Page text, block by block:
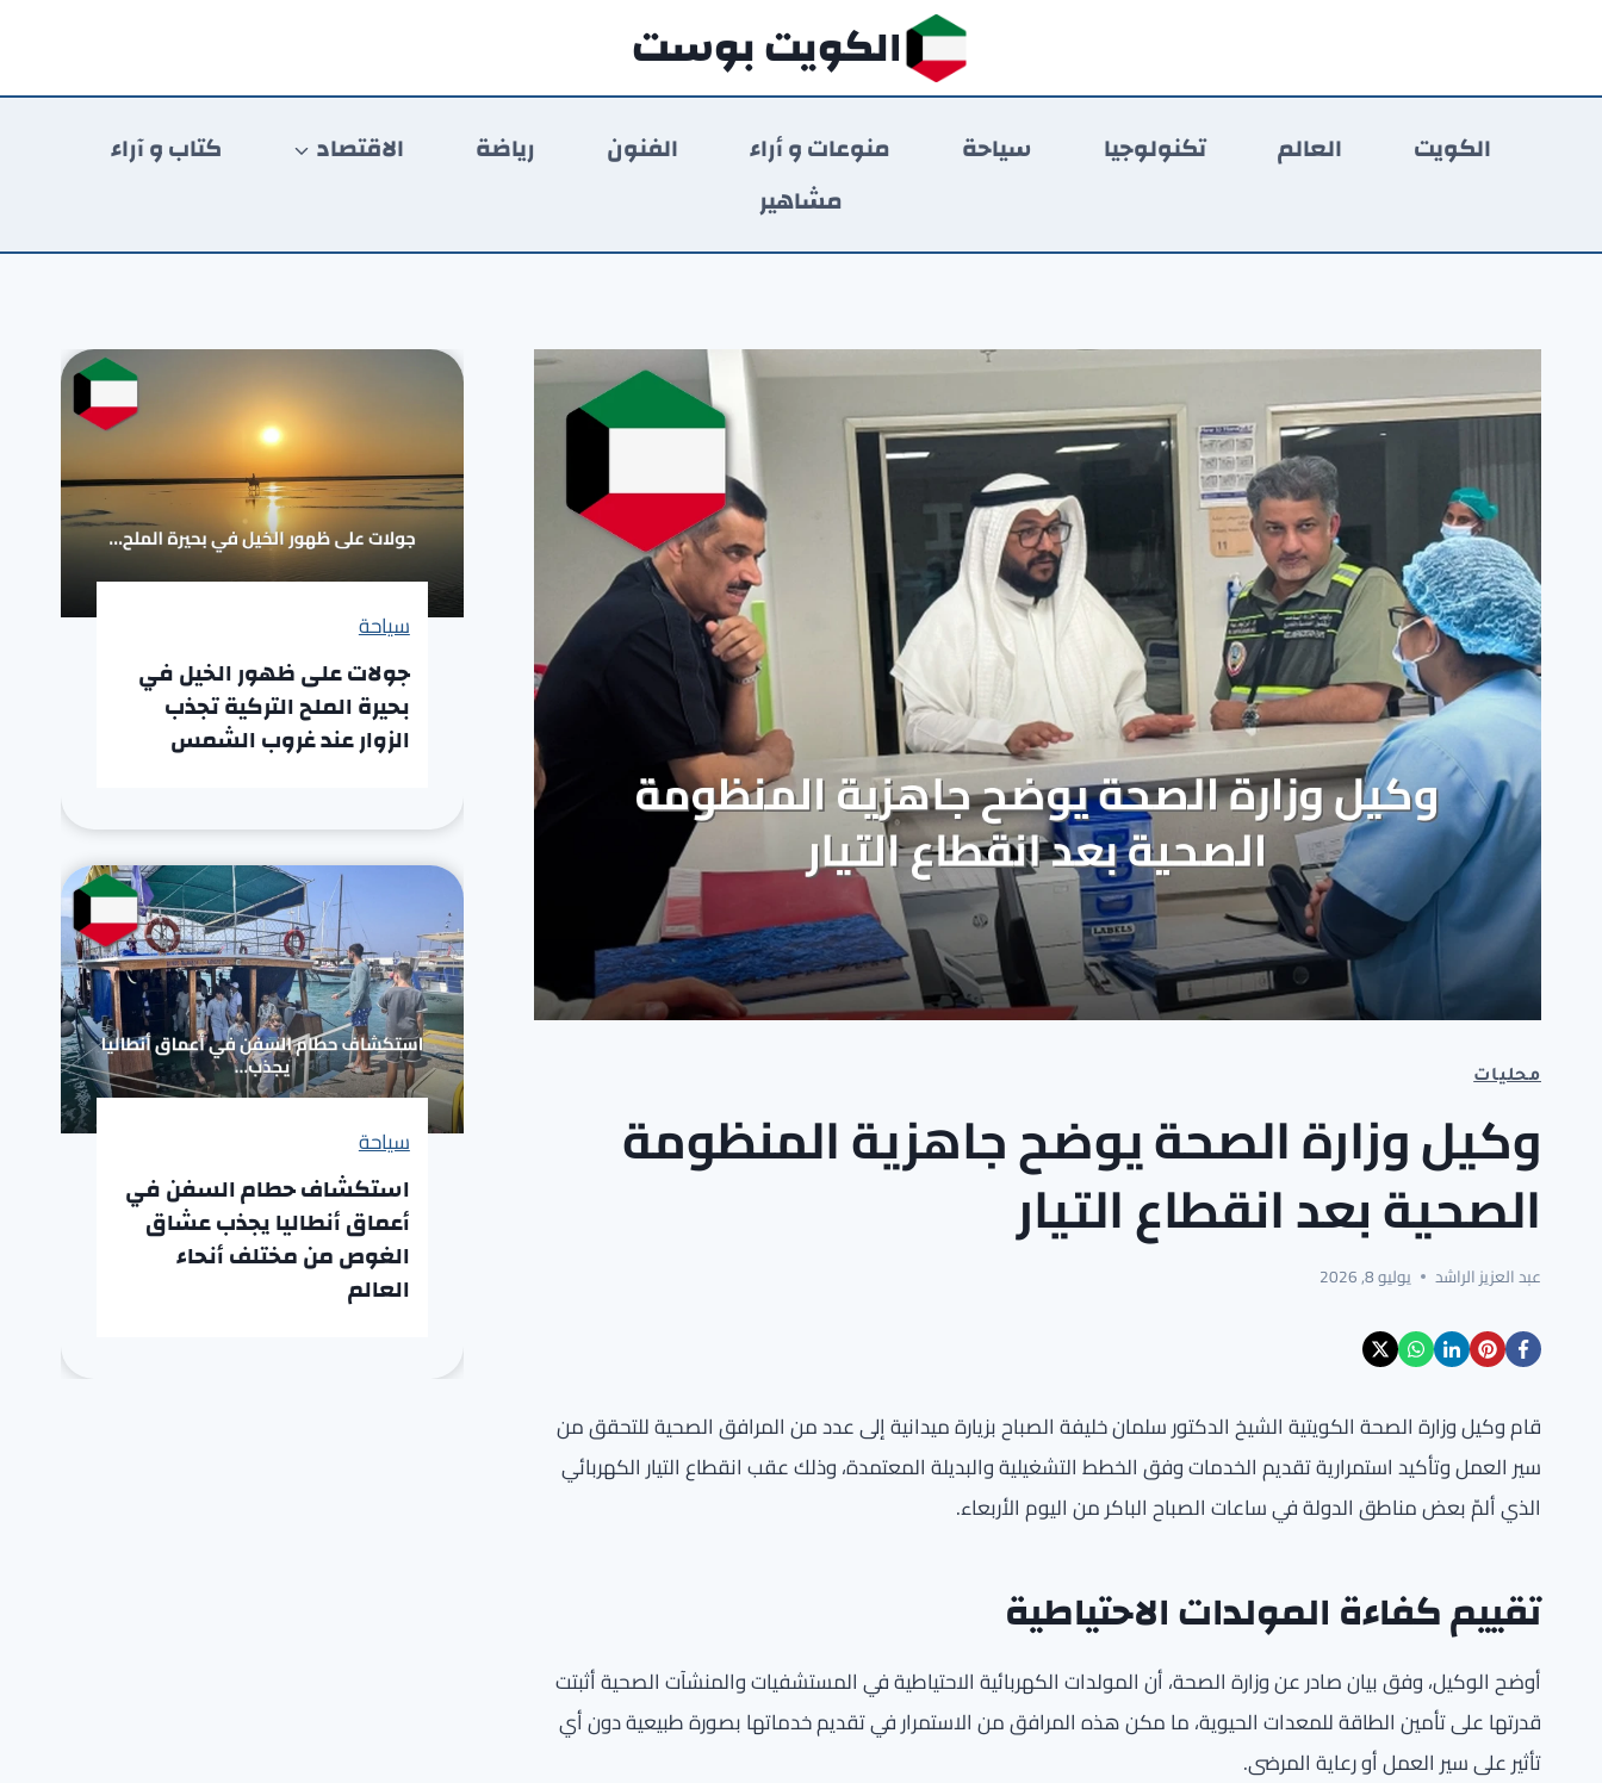
المحتوى
الكويت بوست
الكويت العالم تكنولوجيا سياحة منوعات و أراء الفنون رياضة الاقتصاد
كتاب و آراء
مشاهير
محليات
وكيل وزارة الصحة يوضح جاهزية المنظومة
الصحية بعد انقطاع التيار
عبد العزيز الراشد يوليو 8, 2026
قام وكيل وزارة الصحة الكويتية الشيخ الدكتور سلمان خليفة الصباح بزيارة ميدانية إلى عدد من المرافق الصحية للتحقق من
سير العمل وتأكيد استمرارية تقديم الخدمات وفق الخطط التشغيلية والبديلة المعتمدة، وذلك عقب انقطاع التيار الكهربائي
الذي ألمّ بعض مناطق الدولة في ساعات الصباح الباكر من اليوم الأربعاء.
تقييم كفاءة المولدات الاحتياطية
أوضح الوكيل، وفق بيان صادر عن وزارة الصحة، أن المولدات الكهربائية الاحتياطية في المستشفيات والمنشآت الصحية أثبتت
قدرتها على تأمين الطاقة للمعدات الحيوية، ما مكن هذه المرافق من الاستمرار في تقديم خدماتها بصورة طبيعية دون أي
تأثير على سير العمل أو رعاية المرضى.
سياحة
جولات على ظهور الخيل في
بحيرة الملح التركية تجذب
الزوار عند غروب الشمس
سياحة
استكشاف حطام السفن في
أعماق أنطاليا يجذب عشاق
الغوص من مختلف أنحاء
العالم